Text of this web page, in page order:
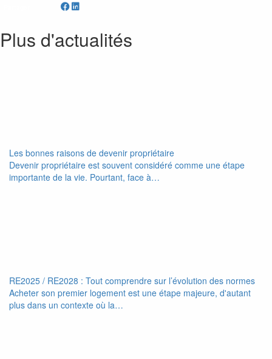
Plus d'actualités
Les bonnes raisons de devenir propriétaire
Devenir propriétaire est souvent considéré comme une étape
importante de la vie. Pourtant, face à…
RE2025 / RE2028 : Tout comprendre sur l’évolution des normes
Acheter son premier logement est une étape majeure, d'autant
plus dans un contexte où la…